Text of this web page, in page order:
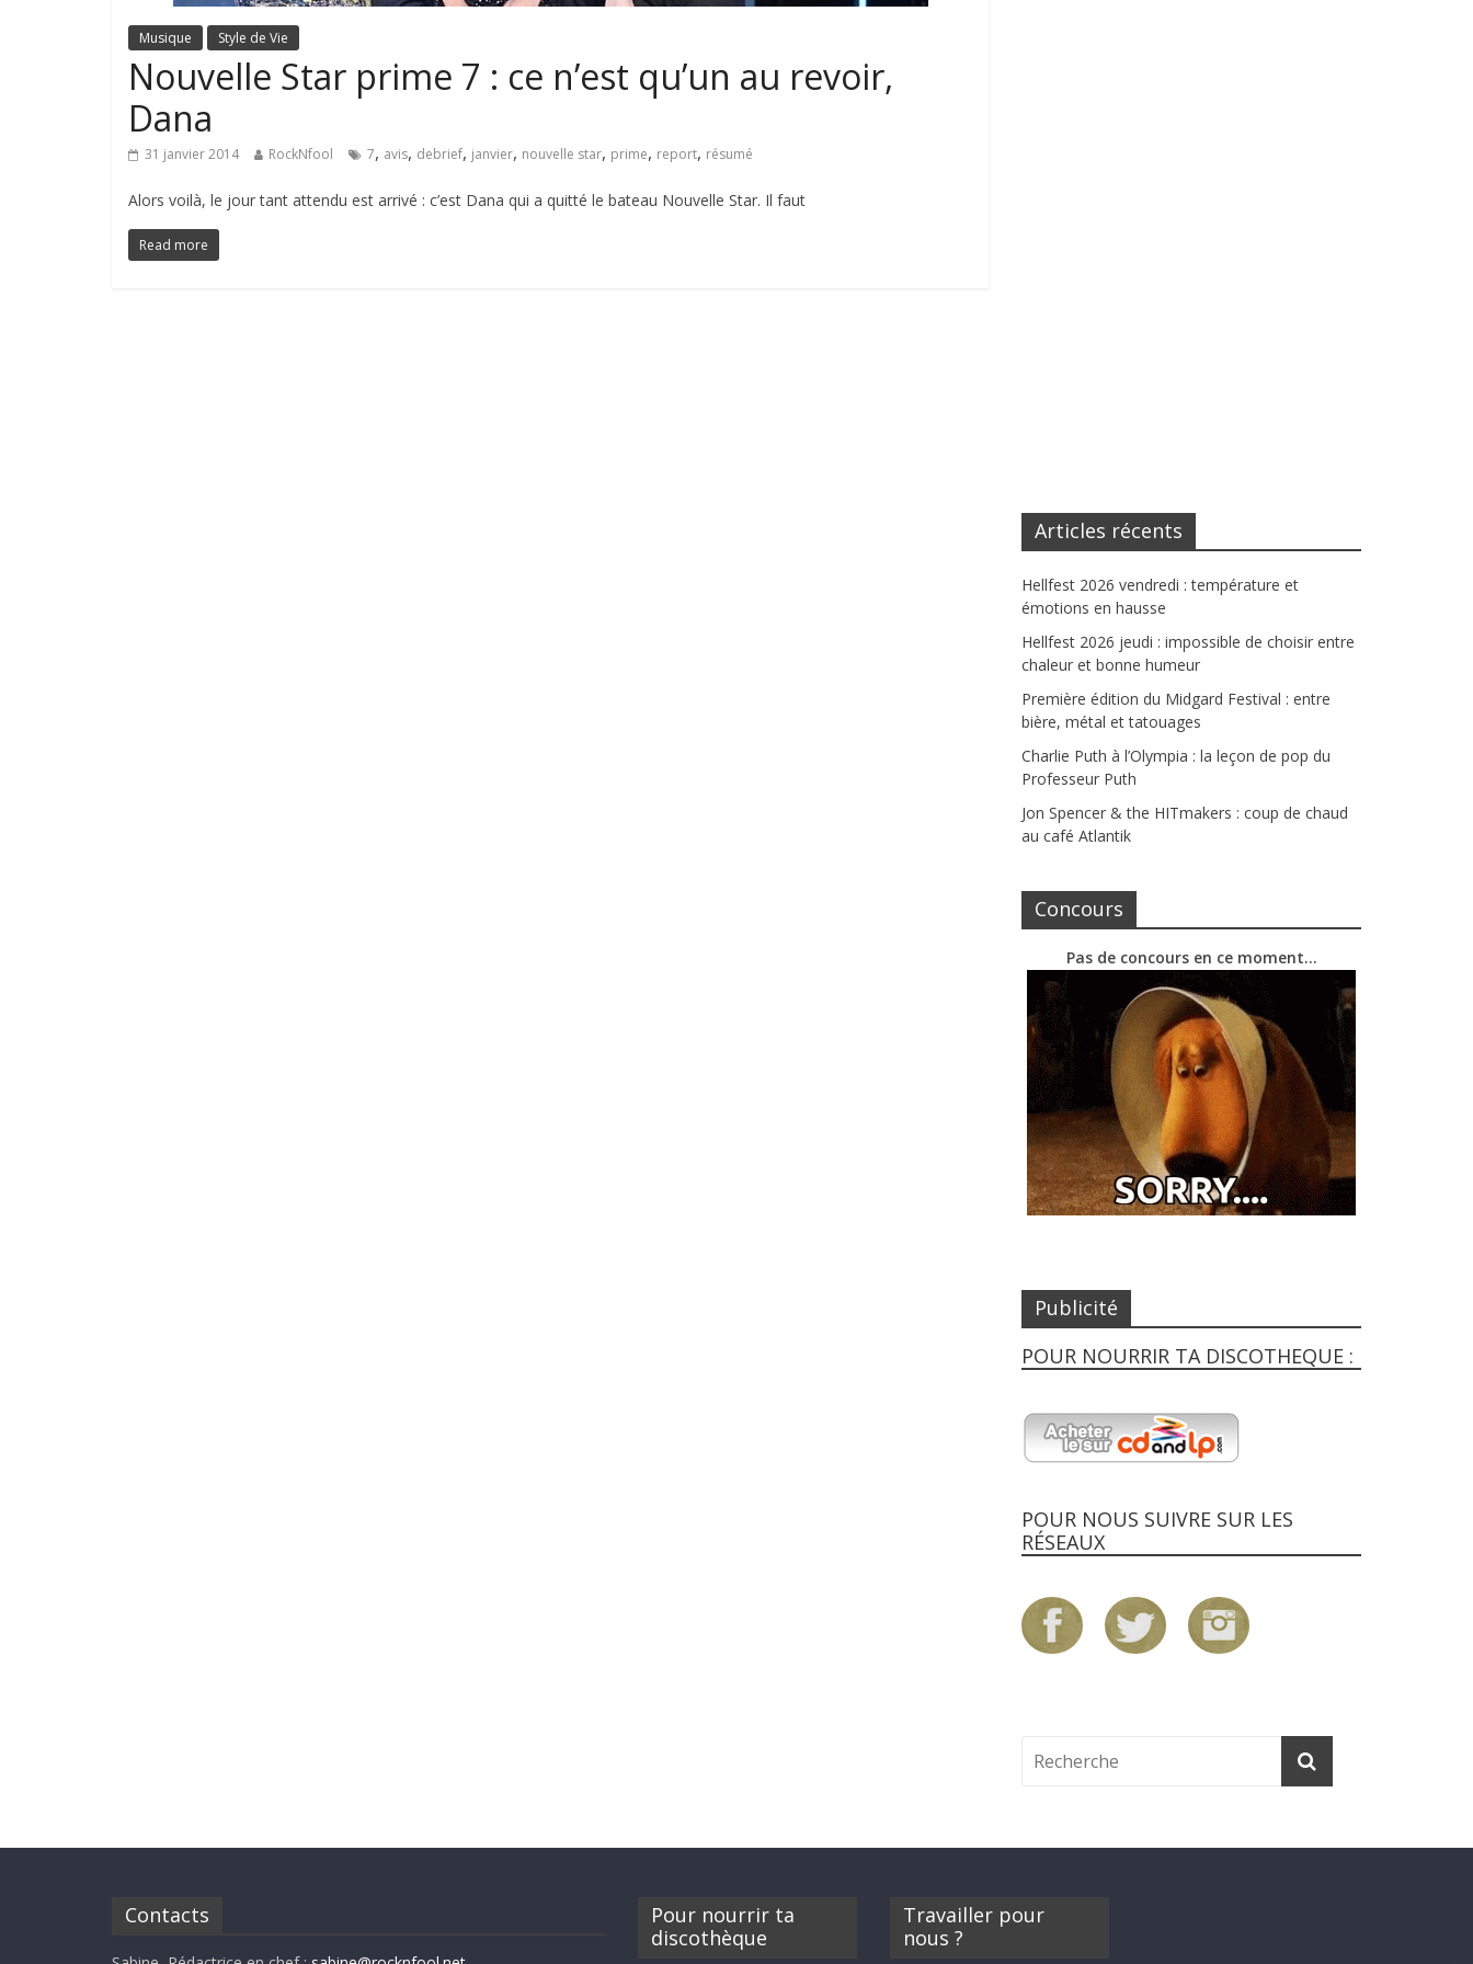
Musique Style de Vie
Nouvelle Star prime 7 : ce n’est qu’un au revoir,
Dana
31 janvier 2014 RockNfool 7, avis, debrief, janvier, nouvelle star, prime, report, résumé
Alors voilà, le jour tant attendu est arrivé : c’est Dana qui a quitté le bateau Nouvelle Star. Il faut
Read more
Articles récents
Hellfest 2026 vendredi : température et
émotions en hausse
Hellfest 2026 jeudi : impossible de choisir entre
chaleur et bonne humeur
Première édition du Midgard Festival : entre
bière, métal et tatouages
Charlie Puth à l’Olympia : la leçon de pop du
Professeur Puth
Jon Spencer & the HITmakers : coup de chaud
au café Atlantik
Concours
Pas de concours en ce moment…
Publicité
POUR NOURRIR TA DISCOTHEQUE :
POUR NOUS SUIVRE SUR LES
RÉSEAUX
Contacts
Pour nourrir ta
discothèque
Travailler pour
nous ?